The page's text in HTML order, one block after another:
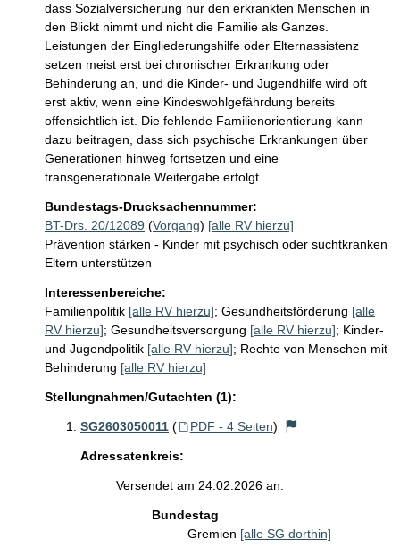
dass Sozialversicherung nur den erkrankten Menschen in
den Blickt nimmt und nicht die Familie als Ganzes.
Leistungen der Eingliederungshilfe oder Elternassistenz
setzen meist erst bei chronischer Erkrankung oder
Behinderung an, und die Kinder- und Jugendhilfe wird oft
erst aktiv, wenn eine Kindeswohlgefährdung bereits
offensichtlich ist. Die fehlende Familienorientierung kann
dazu beitragen, dass sich psychische Erkrankungen über
Generationen hinweg fortsetzen und eine
transgenerationale Weitergabe erfolgt.
Bundestags-Drucksachennummer:
BT-Drs. 20/12089 (Vorgang) [alle RV hierzu]
Prävention stärken - Kinder mit psychisch oder suchtkranken
Eltern unterstützen
Interessenbereiche:
Familienpolitik [alle RV hierzu]; Gesundheitsförderung [alle
RV hierzu]; Gesundheitsversorgung [alle RV hierzu]; Kinder-
und Jugendpolitik [alle RV hierzu]; Rechte von Menschen mit
Behinderung [alle RV hierzu]
Stellungnahmen/Gutachten (1):
SG2603050011 ( PDF - 4 Seiten)
Adressatenkreis:
Versendet am 24.02.2026 an:
Bundestag
Gremien [alle SG dorthin]